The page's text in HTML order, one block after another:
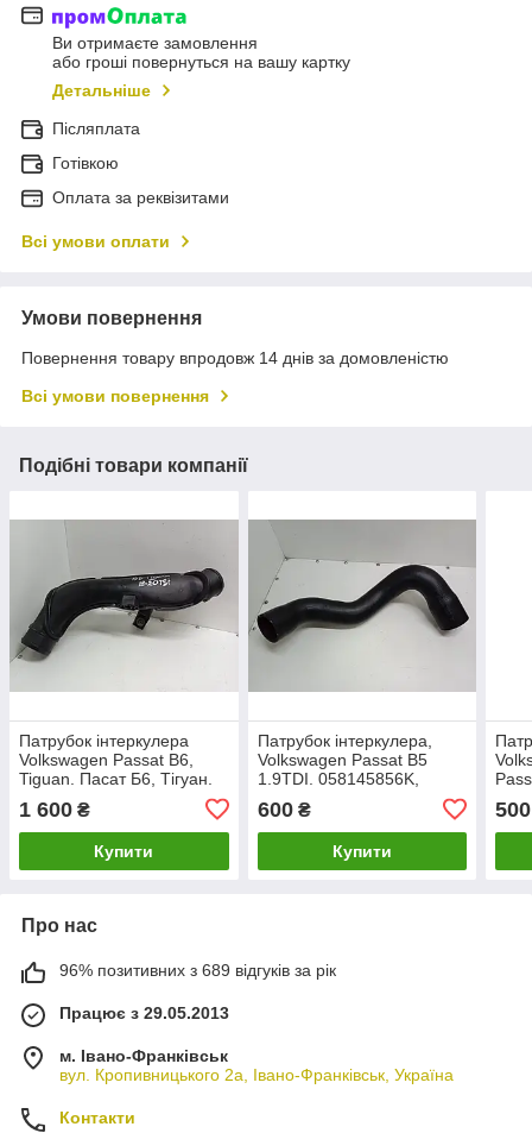
Ви отримаєте замовлення
або гроші повернуться на вашу картку
Детальніше
Післяплата
Готівкою
Оплата за реквізитами
Всі умови оплати
Умови повернення
Повернення товару впродовж 14 днів за домовленістю
Всі умови повернення
Подібні товари компанії
Патрубок інтеркулера
Volkswagen Passat B6,
Tiguan. Пасат Б6, Тігуан.
1K0145770N.
1 600 ₴
Купити
Патрубок інтеркулера,
Volkswagen Passat B5
1.9TDI. 058145856K,
600₴
Купити
500
Про нас
96% позитивних з 689 відгуків за рік
Працює з 29.05.2013
м. Івано-Франківськ
вул. Кропивницького 2а, Івано-Франківськ, Україна
Контакти